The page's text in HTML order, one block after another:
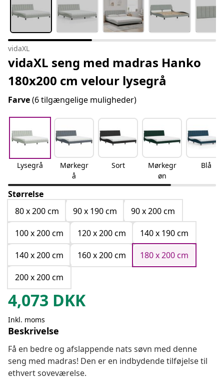
vidaXL
vidaXL seng med madras Hanko
180x200 cm velour lysegrå
Farve(6 tilgængelige muligheder)
Lysegrå
Mørkegr
å
Sort
Mørkegr
øn
Blå
Størrelse
80 x 200 cm
90 x 190 cm
90 x 200 cm
100 x 200 cm
120 x 200 cm
140 x 190 cm
140 x 200 cm
160 x 200 cm
180 x 200 cm
200 x 200 cm
4,073 DKK
Inkl. moms
Beskrivelse
Få en bedre og afslappende nats søvn med denne
seng med madras! Den er en indbydende tilføjelse til
ethvert soveværelse.